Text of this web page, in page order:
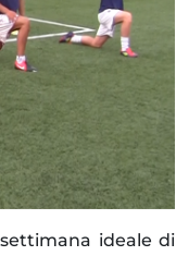
ideale di